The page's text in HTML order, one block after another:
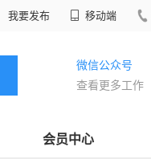
我要发布 移动端
微信公众号
查看更多工作
会员中心